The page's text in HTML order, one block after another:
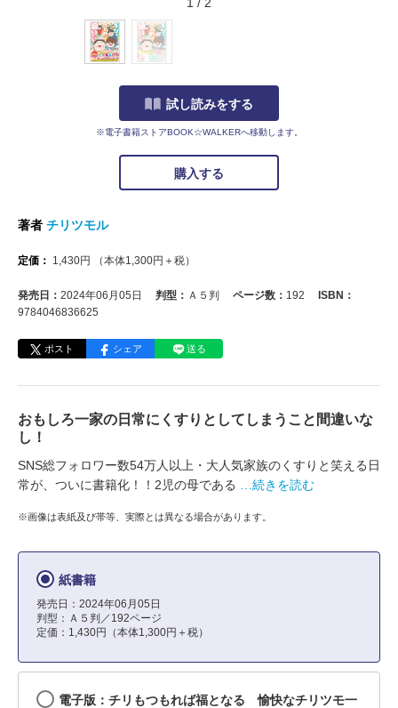
試し読みをする
※電子書籍ストアBOOK☆WALKERへ移動します。
購入する
著者 チリツモル
定価： 1,430円 （本体1,300円＋税）
発売日： 2024年06月05日 判型： Ａ５判 ページ数： 192
ISBN：
9784046836625
ポスト シェア 送る
おもしろ一家の日常にくすりとしてしまうこと間違いな
し！
SNS総フォロワー数54万人以上・大人気家族のくすりと笑える日
常が、ついに書籍化！！2児の母である
…続きを読む
※画像は表紙及び帯等、実際とは異なる場合があります。
紙書籍
発売日：2024年06月05日
判型：Ａ５判／192ページ
定価：1,430円（本体1,300円＋税）
電子版：チリもつもれば福となる 愉快なチリツモ一